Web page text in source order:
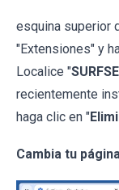
esquina superior
"Extensiones" y
Localice "
recientemente
haga clic en "
Cambia tu